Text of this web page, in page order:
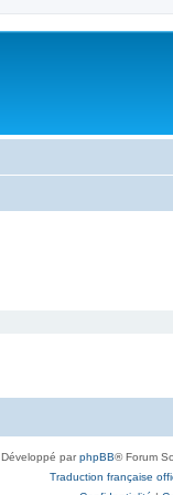
Développé parphpBB® Forum
Traduction française